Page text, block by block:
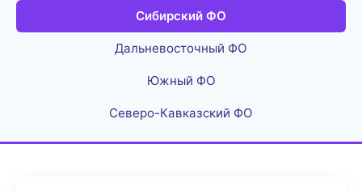
Сибирский ФО
Дальневосточный ФО
Южный ФО
Северо-Кавказский ФО